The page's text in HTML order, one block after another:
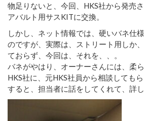
物足りないと、今回、HKS社から発売
アバルト用サスKITに交換。
しかし、ネット情報では、硬いバネ仕
のですが、実際は、ストリート用しか
ておらず、今回は、それを、、。
バネがやはり、オーナーさんには、柔
HKS社に、元HKS社員から相談してもら
すると、担当者に話をしてくれて、詳し